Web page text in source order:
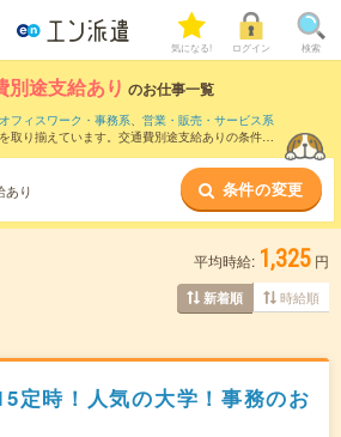
気になる! ログイン 検索
別途支給あり のお仕事一覧
オフィスワーク・事務系、 営業・販売・サービス系
取り揃えています。交通費別途支給ありの条件の
あり 条件の変更
平均時給: 1,325 円
新着順 時給順
定時！人気の大学！事務のお